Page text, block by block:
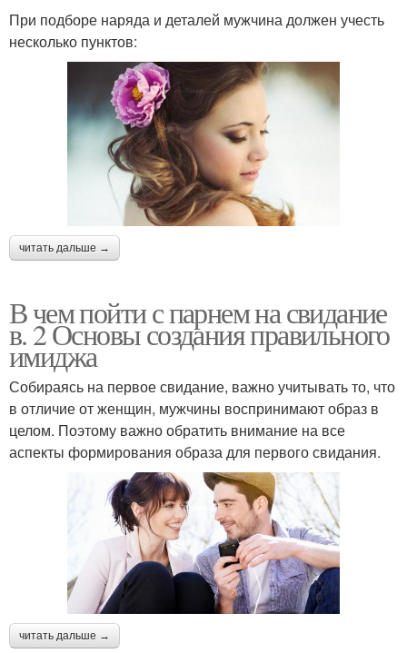
При подборе наряда и деталей мужчина должен учесть
несколько пунктов:
читать дальше →
В чем пойти с парнем на свидание
в. 2 Основы создания правильного
имиджа
Собираясь на первое свидание, важно учитывать то, что
в отличие от женщин, мужчины воспринимают образ в
целом. Поэтому важно обратить внимание на все
аспекты формирования образа для первого свидания.
читать дальше →